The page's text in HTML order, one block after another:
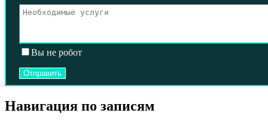
Вы не робот
Навигация по записям